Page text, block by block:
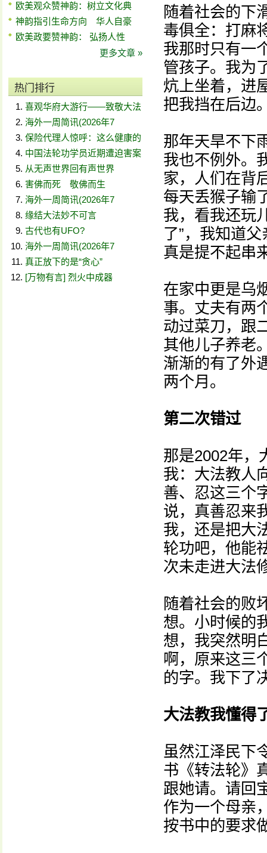
欧美观众赞神韵：树立文化典
神韵指引生命方向 华人自豪
欧美政要赞神韵： 弘扬人性
更多文章 »
热门排行
喜观华府大游行——致敬大法
海外一周简讯(2026年7
保险代理人惊呼：这么健康的
中国法轮功学员近期遭迫害案
从无声世界回有声世界
害佛而死 敬佛而生
海外一周简讯(2026年7
缘结大法妙不可言
古代也有UFO?
海外一周简讯(2026年7
真正放下的是“贪心”
[万物有言] 烈火中成器
随着社会的下
毒俱全：打麻
我那时只有一
管孩子。我为
炕上坐着，进
把我挡在后边
那年天旱不下
我也不例外。
家，人们在背
每天丢猴子输
我，看我还玩
了”，我知道
真是提不起串
在家中更是乌
事。丈夫有两
动过菜刀，跟
其他儿子养老
渐渐的有了外
两个月。
第二次错过
那是2002年，
我：大法教人
善、忍这三个
说，真善忍来
我，还是把大
轮功吧，他能
次未走进大法
随着社会的败
想。小时候的
想，我突然明
啊，原来这三
的字。我下了
大法教我懂得
虽然江泽民下
书《转法轮》
跟她请。请回
作为一个母亲
按书中的要求